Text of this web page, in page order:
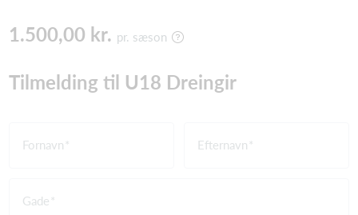
1.500,00 kr. pr. sæson
Tilmelding til U18 Dreingir
Fornavn Efternavn
Gade